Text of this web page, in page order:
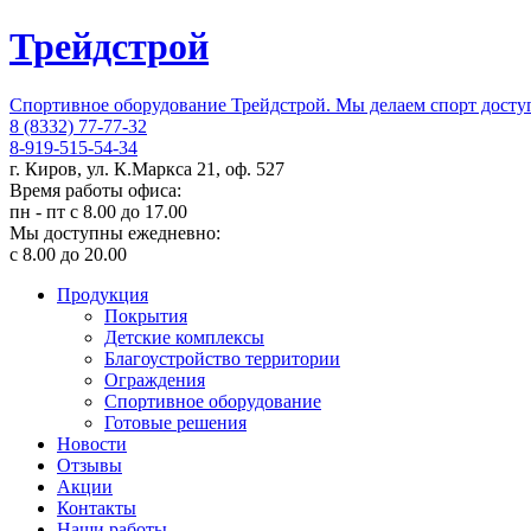
Трейдстрой
Спортивное оборудование Трейдстрой. Мы делаем спорт
8 (8332) 77-77-32
8-919-515-54-34
г. Киров, ул. К.Маркса 21, оф. 527
Время работы офиса:
пн - пт с 8.00 до 17.00
Мы доступны ежедневно:
с 8.00 до 20.00
Продукция
Покрытия
Детские комплексы
Благоустройство территории
Ограждения
Спортивное оборудование
Готовые решения
Новости
Отзывы
Акции
Контакты